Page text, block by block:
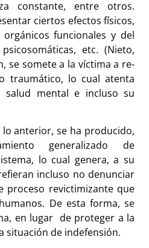
constante, entre otros.
ciertos efectos físicos,
funcionales y del
etc. (Nieto,
se somete a la víctima a re-
traumático, lo cual atenta
salud mental e incluso su
lo anterior, se ha producido,
generalizado de
lo cual genera, a su
incluso no denunciar
proceso revictimizante que
De esta forma, se
en lugar de proteger a la
situación de indefensión.